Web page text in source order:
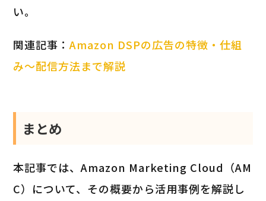
い。
関連記事：Amazon DSPの広告の特徴・仕組
み～配信方法まで解説
まとめ
本記事では、Amazon Marketing Cloud（AM
C）について、その概要から活用事例を解説し